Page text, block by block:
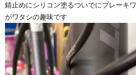
錆止めにシリコン塗るついでにブレーキ
がワタシの趣味です